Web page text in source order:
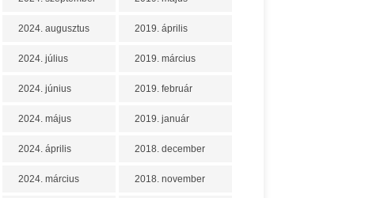
2024. augusztus
2024. július
2024. június
2024. május
2024. április
2024. március
2019. április
2019. március
2019. február
2019. január
2018. december
2018. november